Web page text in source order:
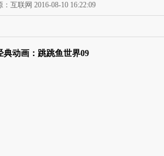
：互联网 2016-08-10 16:22:09
典动画：跳跳鱼世界09